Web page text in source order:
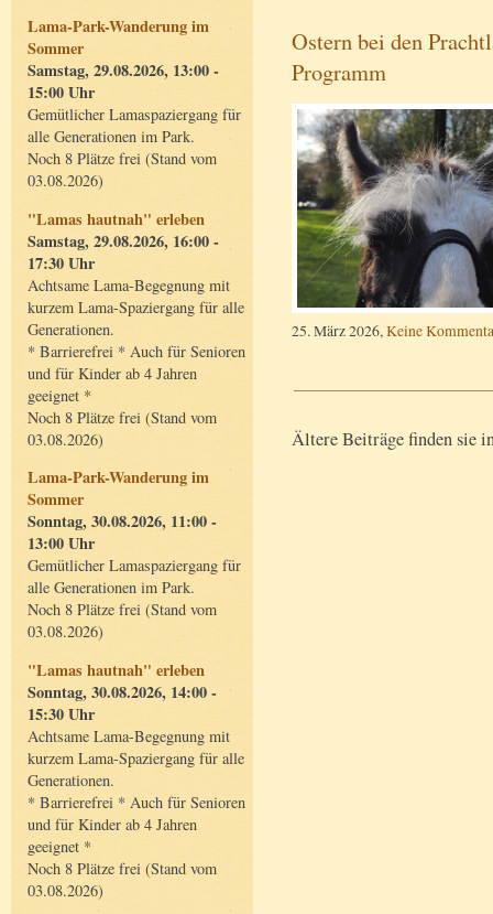
Lama-Park-Wanderung im
Sommer
Samstag, 29.08.2026, 13:00 -
15:00 Uhr
Gemütlicher Lamaspaziergang für
alle Generationen im Park.
Noch 8 Plätze frei (Stand vom
03.08.2026)
"Lamas hautnah" erleben
Samstag, 29.08.2026, 16:00 -
17:30 Uhr
Achtsame Lama-Begegnung mit
kurzem Lama-Spaziergang für alle
Generationen.
* Barrierefrei * Auch für Senioren
und für Kinder ab 4 Jahren
geeignet *
Noch 8 Plätze frei (Stand vom
03.08.2026)
Lama-Park-Wanderung im
Sommer
Sonntag, 30.08.2026, 11:00 -
13:00 Uhr
Gemütlicher Lamaspaziergang für
alle Generationen im Park.
Noch 8 Plätze frei (Stand vom
03.08.2026)
"Lamas hautnah" erleben
Sonntag, 30.08.2026, 14:00 -
15:30 Uhr
Achtsame Lama-Begegnung mit
kurzem Lama-Spaziergang für alle
Generationen.
* Barrierefrei * Auch für Senioren
und für Kinder ab 4 Jahren
geeignet *
Noch 8 Plätze frei (Stand vom
03.08.2026)
Ostern bei den
Programm
25. März 2026,Keine
Ältere Beiträge finden sie